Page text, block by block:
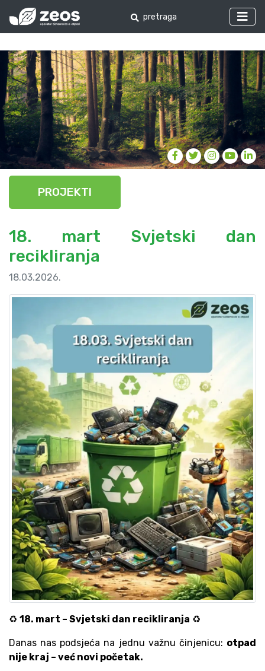
PROJEKTI
18. mart Svjetski dan
recikliranja
18.03.2026.
♻️ 18. mart – Svjetski dan recikliranja ♻️
Danas nas podsjeća na jednu važnu činjenicu: otpad
nije kraj – već novi početak.